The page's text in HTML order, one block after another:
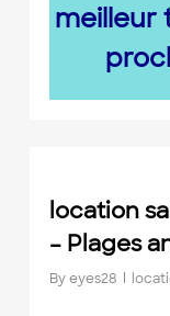
meilleur
location
– Plages
Byeyes28